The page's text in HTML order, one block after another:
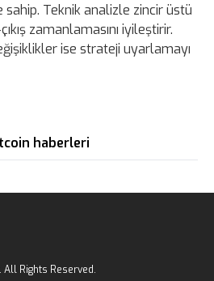
Teknik analizle zincir üstü
zamanlamasını iyileştirir.
ise strateji uyarlamayı
haberleri
Rights Reserved.